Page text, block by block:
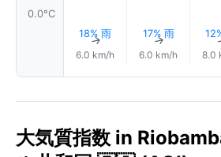
0.0°C
18% 雨
↑
6.0 km/h
17% 雨
↑
6.0 km/h 8.0
大気質指数 in